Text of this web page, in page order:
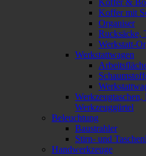
Koffer &
Koffer mit
Organiser
Rucksäcke,
Werkstatt-
Werkstattwagen
Werkzeugtaschen,
Werkzeuggürtel
Beleuchtung
Baustrahler
Stirn- und
Handwerkzeuge